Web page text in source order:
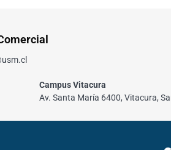
Campus Vitacura
Av. Santa María 6400, Vitacura,